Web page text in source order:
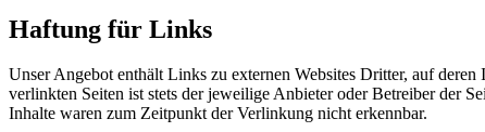
Haftung für Links
Unser Angebot enthält Links zu externen Websites Dritter, auf
verlinkten Seiten ist stets der jeweilige Anbieter oder Betreiber der
Inhalte waren zum Zeitpunkt der Verlinkung nicht erkennbar.